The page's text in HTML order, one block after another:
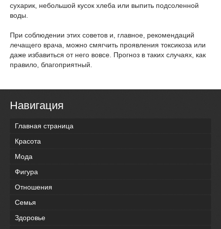
сухарик, небольшой кусок хлеба или выпить подсоленной
воды.
При соблюдении этих советов и, главное, рекомендаций
лечащего врача, можно смягчить проявления токсикоза или
даже избавиться от него вовсе. Прогноз в таких случаях, как
правило, благоприятный.
Навигация
Главная страница
Красота
Мода
Фигура
Отношения
Семья
Здоровье